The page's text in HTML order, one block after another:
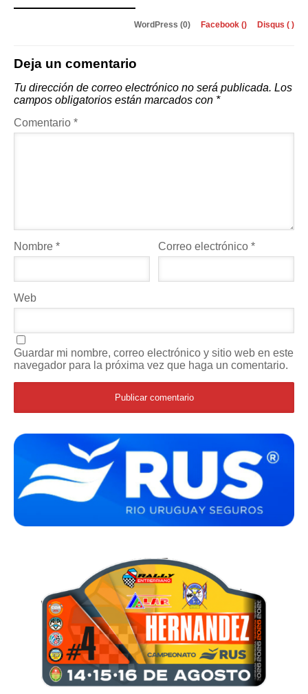
WordPress (0) Facebook () Disqus ( )
Deja un comentario
Tu dirección de correo electrónico no será publicada. Los
campos obligatorios están marcados con *
Comentario *
Nombre * Correo electrónico*
Web
Guardar mi nombre, correo electrónico y sitio web en este
navegador para la próxima vez que haga un comentario.